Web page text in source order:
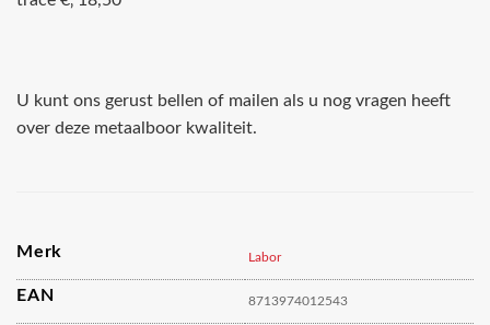
U kunt ons gerust bellen of mailen als u nog vragen heeft
over deze metaalboor kwaliteit.
Merk Labor
EAN 8713974012543